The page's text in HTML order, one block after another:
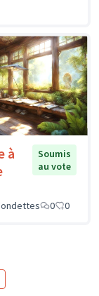
à
Soumis
au vote
0 0